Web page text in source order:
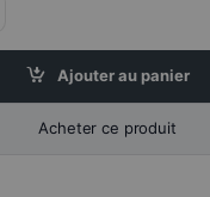
Ajouter au panier
Acheter ce produit